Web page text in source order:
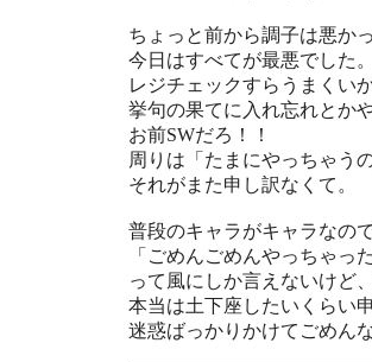
ちょっと前から調子は悪か
今日はすべてが最悪でした。
レジチェックすらうまくいか
挙句の果てに入れ忘れとか
お前SWだろ！！
周りは「たまにやっちゃう
それがまた申し訳なくて。
普段のキャラがキャラなの
「ごめんごめんやっちゃっ
って風にしか言えないけど
本当は土下座したいくらい
迷惑ばっかりかけてごめんな